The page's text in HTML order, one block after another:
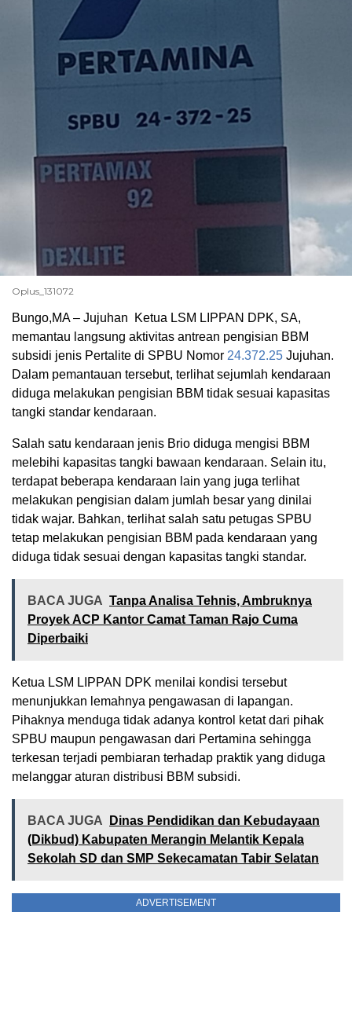
Oplus_131072
Bungo,MA – Jujuhan Ketua LSM LIPPAN DPK, SA,
memantau langsung aktivitas antrean pengisian BBM
subsidi jenis Pertalite di SPBU Nomor 24.372.25 Jujuhan.
Dalam pemantauan tersebut, terlihat sejumlah kendaraan
diduga melakukan pengisian BBM tidak sesuai kapasitas
tangki standar kendaraan.
Salah satu kendaraan jenis Brio diduga mengisi BBM
melebihi kapasitas tangki bawaan kendaraan. Selain itu,
terdapat beberapa kendaraan lain yang juga terlihat
melakukan pengisian dalam jumlah besar yang dinilai
tidak wajar. Bahkan, terlihat salah satu petugas SPBU
tetap melakukan pengisian BBM pada kendaraan yang
diduga tidak sesuai dengan kapasitas tangki standar.
BACA JUGA Tanpa Analisa Tehnis, Ambruknya
Proyek ACP Kantor Camat Taman Rajo Cuma
Diperbaiki
Ketua LSM LIPPAN DPK menilai kondisi tersebut
menunjukkan lemahnya pengawasan di lapangan.
Pihaknya menduga tidak adanya kontrol ketat dari pihak
SPBU maupun pengawasan dari Pertamina sehingga
terkesan terjadi pembiaran terhadap praktik yang diduga
melanggar aturan distribusi BBM subsidi.
BACA JUGA
Dinas Pendidikan dan Kebudayaan
(Dikbud) Kabupaten Merangin Melantik Kepala
Sekolah SD dan SMP Sekecamatan Tabir Selatan
ADVERTISEMENT